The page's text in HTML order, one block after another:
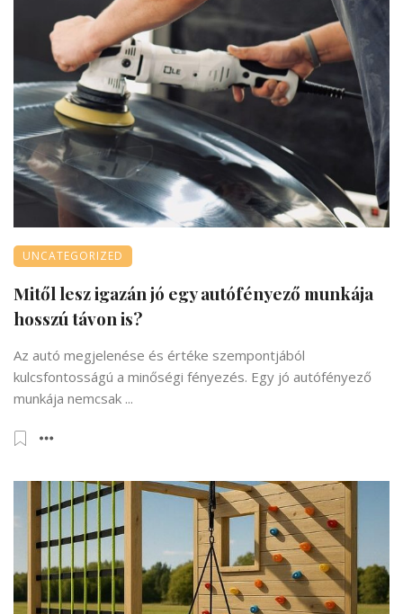
UNCATEGORIZED
Mitől lesz igazán jó egy autófényező munkája
hosszú távon is?
Az autó megjelenése és értéke szempontjából
kulcsfontosságú a minőségi fényezés. Egy jó autófényező
munkája nemcsak ...